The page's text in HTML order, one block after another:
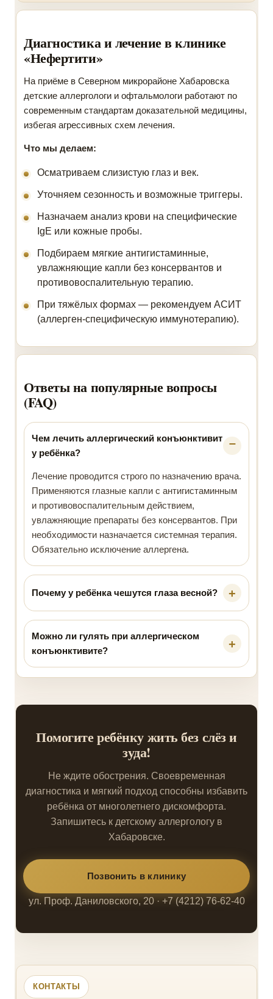
Диагностика и лечение в клинике
«Нефертити»
На приёме в Северном микрорайоне Хабаровска
детские аллергологи и офтальмологи работают по
современным стандартам доказательной медицины,
избегая агрессивных схем лечения.
Что мы делаем:
Осматриваем слизистую глаз и век.
Уточняем сезонность и возможные триггеры.
Назначаем анализ крови на специфические
IgE или кожные пробы.
Подбираем мягкие антигистаминные,
увлажняющие капли без консервантов и
противовоспалительную терапию.
При тяжёлых формах — рекомендуем АСИТ
(аллерген-специфическую иммунотерапию).
Ответы на популярные вопросы
(FAQ)
Чем лечить аллергический конъюнктивит
у ребёнка?
Лечение проводится строго по назначению врача.
Применяются глазные капли с антигистаминным
и противовоспалительным действием,
увлажняющие препараты без консервантов. При
необходимости назначается системная терапия.
Обязательно исключение аллергена.
Почему у ребёнка чешутся глаза весной?
Можно ли гулять при аллергическом
конъюнктивите?
Помогите ребёнку жить без слёз и
зуда!
Не ждите обострения. Своевременная
диагностика и мягкий подход способны избавить
ребёнка от многолетнего дискомфорта.
Запишитесь к детскому аллергологу в
Хабаровске.
Позвонить в клинику
ул. Проф. Даниловского, 20 · +7 (4212) 76-62-40
КОНТАКТЫ